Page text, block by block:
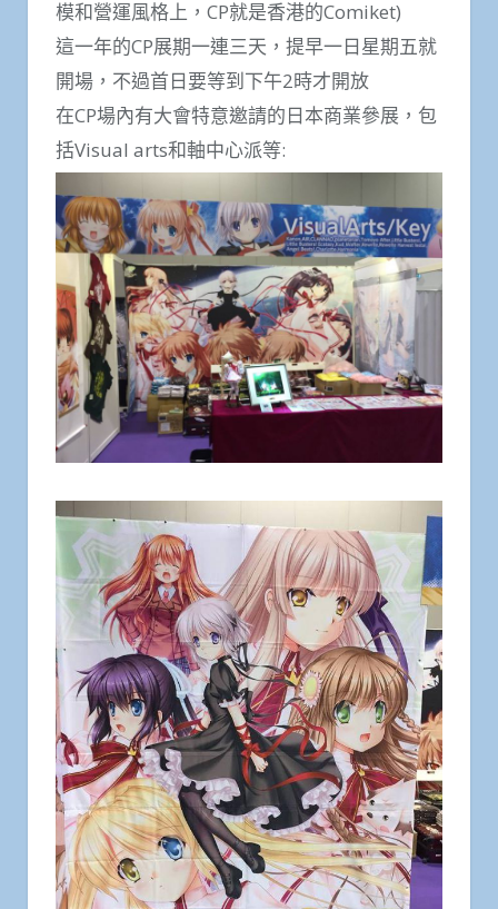
模和營運風格上，CP就是香港的Comiket)
這一年的CP展期一連三天，提早一日星期五就
開場，不過首日要等到下午2時才開放
在CP場內有大會特意邀請的日本商業參展，包
括Visual arts和軸中心派等: